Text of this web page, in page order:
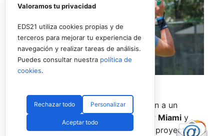
La prueba deNueva Yorkpondrá fin a un
circuito que también ha pasado por Miami y
Texas, consolidando el estreno del proyecto en
Valoramos tu privacidad
EDS21 utiliza cookies propias y de
terceros para mejorar tu experiencia de
navegación y realizar tareas de análisis.
Puedes consultar nuestra política de
cookies.
Rechazar todo Personalizar
Aceptar todo